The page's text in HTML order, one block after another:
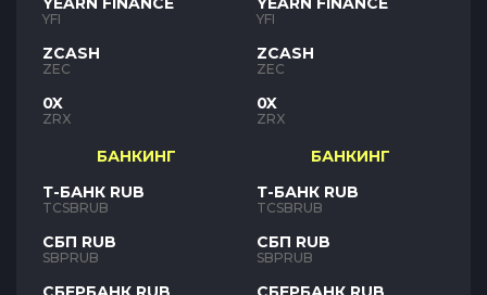
YFI
ZCASH
ZEC
0X
ZRX
БАНКИНГ
Т-БАНК RUB
TCSBRUB
СБП RUB
SBPRUB
YFI
ZCASH
ZEC
0X
ZRX
БАНКИНГ
Т-БАНК RUB
TCSBRUB
СБП RUB
SBPRUB